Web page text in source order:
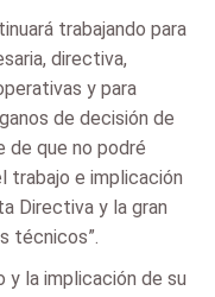
trabajando para
directiva,
y para
de decisión de
de que no podré
trabajo e implicación
Directiva y la gran
técnicos”.
y la implicación de su